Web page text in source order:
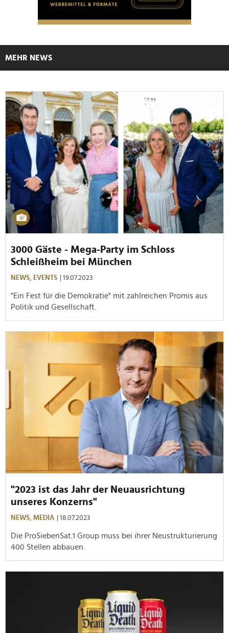
MEHR NEWS
3000 Gäste - Mega-Party im Schloss
Schleißheim bei München
NEWS, EVENTS | 19.07.2023
"Ein Fest für die Demokratie" mit zahlreichen Promis aus
Politik und Gesellschaft.
"2023 ist das Jahr der Neuausrichtung
unseres Konzerns"
NEWS, MEDIA | 18.07.2023
Die ProSiebenSat.1 Group muss bei ihrer Neustrukturierung
400 Stellen abbauen.